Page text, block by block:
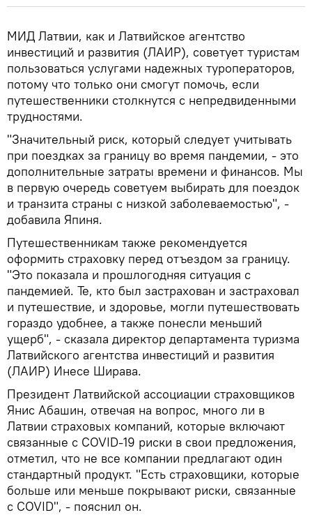
МИД Латвии, как и Латвийское агентство
инвестиций и развития (ЛАИР), советует туристам
пользоваться услугами надежных туроператоров,
потому что только они смогут помочь, если
путешественники столкнутся с непредвиденными
трудностями.
"Значительный риск, который следует учитывать
при поездках за границу во время пандемии, - это
дополнительные затраты времени и финансов. Мы
в первую очередь советуем выбирать для поездок
и транзита страны с низкой заболеваемостью", -
добавила Япиня.
Путешественникам также рекомендуется
оформить страховку перед отъездом за границу.
"Это показала и прошлогодняя ситуация с
пандемией. Те, кто был застрахован и застраховал
и путешествие, и здоровье, могли путешествовать
гораздо удобнее, а также понесли меньший
ущерб", - сказала директор департамента туризма
Латвийского агентства инвестиций и развития
(ЛАИР) Инесе Ширава.
Президент Латвийской ассоциации страховщиков
Янис Абашин, отвечая на вопрос, много ли в
Латвии страховых компаний, которые включают
связанные с COVID-19 риски в свои предложения,
отметил, что не все компании предлагают один
стандартный продукт. "Есть страховщики, которые
больше или меньше покрывают риски, связанные
с COVID", - пояснил он.